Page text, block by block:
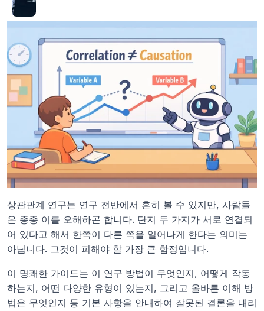
상관관계 연구는 연구 전반에서 흔히 볼 수 있지만, 사람들
은 종종 이를 오해하곤 합니다. 단지 두 가지가 서로 연결되
어 있다고 해서 한쪽이 다른 쪽을 일어나게 한다는 의미는
아닙니다. 그것이 피해야 할 가장 큰 함정입니다.
이 명쾌한 가이드는 이 연구 방법이 무엇인지, 어떻게 작동
하는지, 어떤 다양한 유형이 있는지, 그리고 올바른 이해 방
법은 무엇인지 등 기본 사항을 안내하여 잘못된 결론을 내리